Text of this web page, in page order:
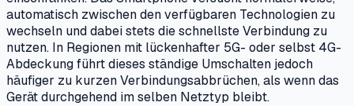
automatisch zwischen den verfügbaren Technologien zu
wechseln und dabei stets die schnellste Verbindung zu
nutzen. In Regionen mit lückenhafter 5G- oder selbst 4G-
Abdeckung führt dieses ständige Umschalten jedoch
häufiger zu kurzen Verbindungsabbrüchen, als wenn das
Gerät durchgehend im selben Netztyp bleibt.